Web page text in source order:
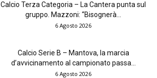
Calcio Terza Categoria – La Cantera punta sul
gruppo. Mazzoni: “Bisognerà...
6 Agosto 2026
Calcio Serie B – Mantova, la marcia
d’avvicinamento al campionato passa...
6 Agosto 2026